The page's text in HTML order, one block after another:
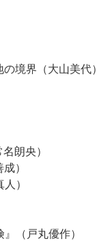
境界（大山美代）
朗央）
）
）
（戸丸優作）